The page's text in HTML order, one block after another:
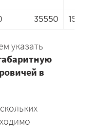
35550 15800
указать
в